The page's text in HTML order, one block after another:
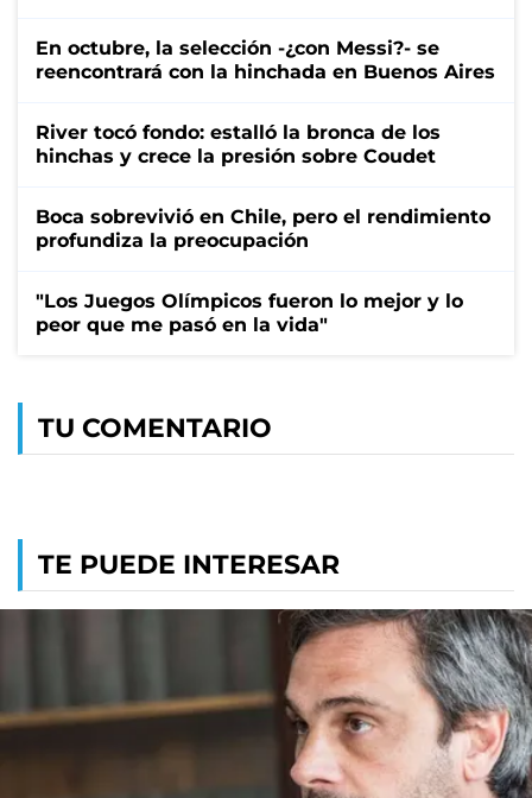
En octubre, la selección -¿con Messi?- se
reencontrará con la hinchada en Buenos Aires
River tocó fondo: estalló la bronca de los
hinchas y crece la presión sobre Coudet
Boca sobrevivió en Chile, pero el rendimiento
profundiza la preocupación
"Los Juegos Olímpicos fueron lo mejor y lo
peor que me pasó en la vida"
TU COMENTARIO
TE PUEDE INTERESAR